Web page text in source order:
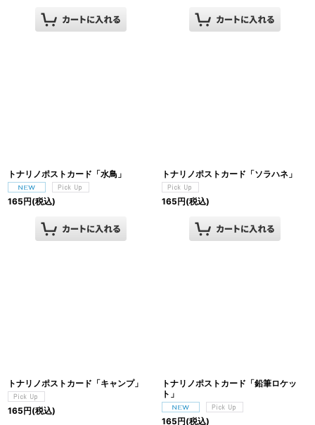
トナリノポストカード「水鳥」
165円(税込)
トナリノポストカード「ソラハネ」
165円(税込)
トナリノポストカード「キャンプ」
165円(税込)
トナリノポストカード「鉛筆ロケッ
ト」
165円(税込)